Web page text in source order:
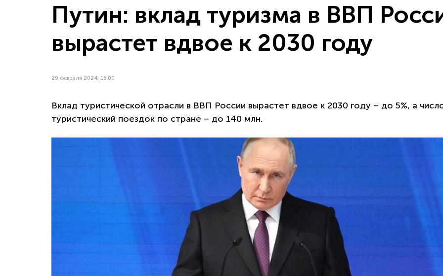
Путин: вклад туризма в ВВП
вырастет вдвое к 2030 году
29 февраля 2024, 15:00
Вклад туристической отрасли в ВВП России вырастет вдвое к 2030 году – до 5%, а
туристический поездок по стране – до 140 млн.